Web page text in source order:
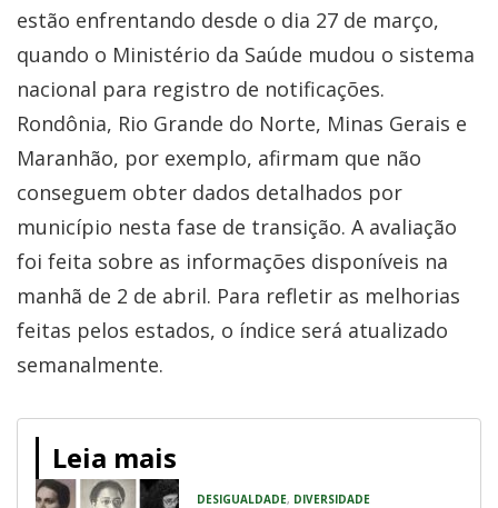
estão enfrentando desde o dia 27 de março,
quando o Ministério da Saúde mudou o sistema
nacional para registro de notificações.
Rondônia, Rio Grande do Norte, Minas Gerais e
Maranhão, por exemplo, afirmam que não
conseguem obter dados detalhados por
município nesta fase de transição. A avaliação
foi feita sobre as informações disponíveis na
manhã de 2 de abril. Para refletir as melhorias
feitas pelos estados, o índice será atualizado
semanalmente.
Leia mais
DESIGUALDADE, DIVERSIDADE